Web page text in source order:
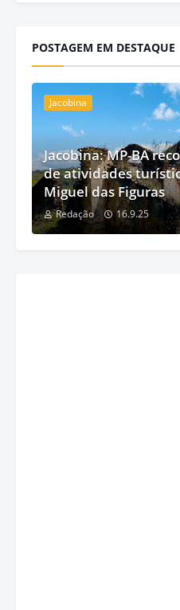
POSTAGEM EM DESTAQUE
Jacobina
Jacobina: MP-BA
de atividades
Miguel das Figuras
Redação 16.9.25